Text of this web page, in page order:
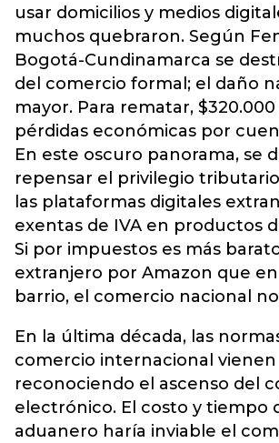
usar domicilios y medios
muchos quebraron. Según
Bogotá-Cundinamarca se
del comercio formal; el daño
mayor. Para rematar,
pérdidas económicas por
En este oscuro panorama, se
repensar el privilegio
las plataformas digitales
exentas de IVA en productos
Si por impuestos es más
extranjero por Amazon que
barrio, el comercio nacional
En la última década, las
comercio internacional vienen
reconociendo el ascenso del
electrónico. El costo y tiempo
aduanero haría inviable el